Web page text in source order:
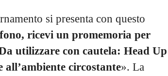
si presenta con questo
ricevi un promemoria per
utilizzare con cautela: Head Up
circostante». La